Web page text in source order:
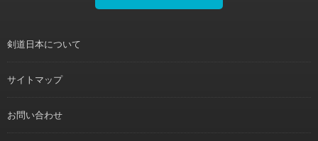
剣道日本について
サイトマップ
お問い合わせ